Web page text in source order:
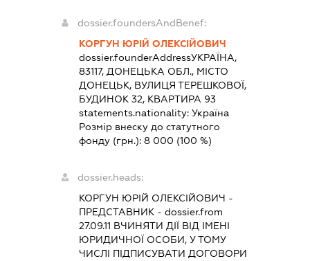
dossier.foundersAndBenef:
КОРГУН ЮРІЙ ОЛЕКСІЙОВИЧ
dossier.founderAddressУКРАЇНА,
83117, ДОНЕЦЬКА ОБЛ., МІСТО
ДОНЕЦЬК, ВУЛИЦЯ ТЕРЕШКОВОЇ,
БУДИНОК 32, КВАРТИРА 93
statements.nationality:Україна
Розмір внеску до статутного
фонду (грн.):8 000 (100 %)
dossier.heads:
КОРГУН ЮРІЙ ОЛЕКСІЙОВИЧ -
ПРЕДСТАВНИК - dossier.from
27.09.11 ВЧИНЯТИ ДІЇ ВІД ІМЕНІ
ЮРИДИЧНОЇ ОСОБИ, У ТОМУ
ЧИСЛІ ПІДПИСУВАТИ ДОГОВОРИ